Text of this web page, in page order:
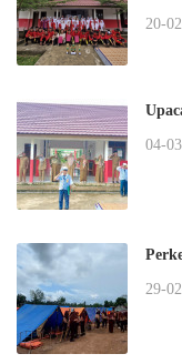
20-
04-
29-